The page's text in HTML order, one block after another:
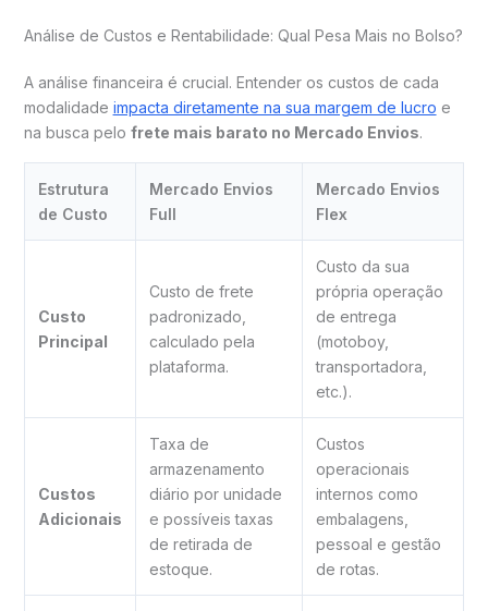
Análise de Custos e Rentabilidade: Qual Pesa Mais no Bolso?
A análise financeira é crucial. Entender os custos de cada
modalidade impacta diretamente na sua margem de lucro e
na busca pelo frete mais barato no Mercado Envios.
Estrutura
de Custo
Mercado Envios
Full
Mercado Envios
Flex
Custo
Principal
Custo de frete
padronizado,
calculado pela
plataforma.
Custo da sua
própria operação
de entrega
(motoboy,
transportadora,
etc.).
Custos
Adicionais
Taxa de
armazenamento
diário por unidade
e possíveis taxas
de retirada de
estoque.
Custos
operacionais
internos como
embalagens,
pessoal e gestão
de rotas.